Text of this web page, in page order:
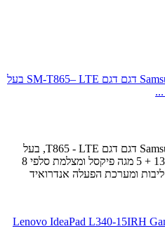
טבאלט Galaxy Tab S6 מבית Samsung דגם דגם SM-T865– LTE בעל
טבאלט Galaxy Tab S6 מבית Samsung דגם דגם T865 - LTE, בעל
מסך 10.1 אינטש, מצלמה אחורית 13 + 5 מגה פיקסל ומצלמת סלפי 8
מגה פיקסל, ערכת שבבים בעלת 8 ליבות ומערכת הפעלה אנדרואיד